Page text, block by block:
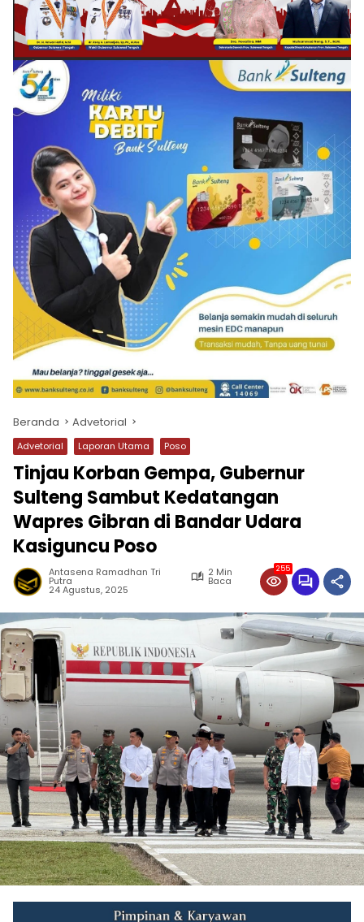
Beranda Advetorial
Advetorial Laporan Utama Poso
Tinjau Korban Gempa, Gubernur
Sulteng Sambut Kedatangan
Wapres Gibran di Bandar Udara
Kasiguncu Poso
Antasena Ramadhan Tri
Putra
2 Min
Baca
24 Agustus, 2025
255